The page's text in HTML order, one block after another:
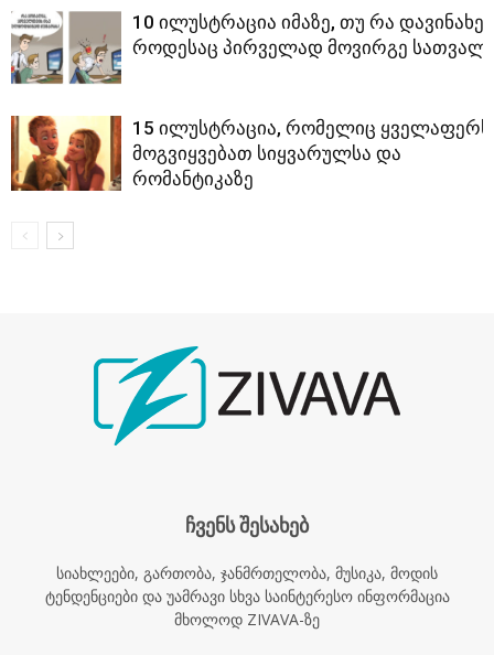
10 ილუსტრაცია იმაზე, თუ რა დავინახე,
როდესაც პირველად მოვირგე
15 ილუსტრაცია, რომელიც ყველაფერს
მოგვიყვებათ სიყვარულსა და
რომანტიკაზე
ჩვენს შესახებ
სიახლეები, გართობა, ჯანმრთელობა, მუსიკა, მოდის
ტენდენციები და უამრავი სხვა საინტერესო ინფორმაცია
მხოლოდ ZIVAVA-ზე